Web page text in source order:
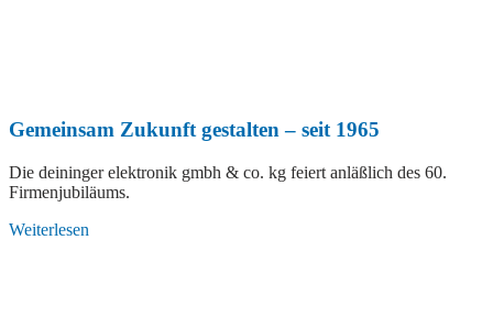
Gemeinsam Zukunft gestalten – seit 1965
Die deininger elektronik gmbh & co. kg feiert anläßlich des 60.
Firmenjubiläums.
Weiterlesen